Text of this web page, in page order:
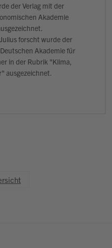
der Verlag mit der
Akademie
forscht wurde der
Akademie für
in der Rubrik "Klima,
ausgezeichnet.